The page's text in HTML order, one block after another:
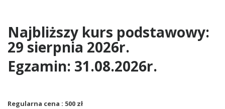
Najbliższy kurs podstawowy:
29 sierpnia 2026r.
Egzamin: 31.08.2026r.
Regularna cena : 500 zł